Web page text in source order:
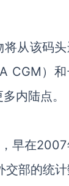
将从该码
CGM ） 和
内陆点。
早在2007
交部的统